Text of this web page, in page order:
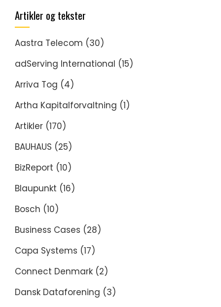
Artikler og tekster
Aastra Telecom (30)
adServing International (15)
Arriva Tog (4)
Artha Kapitalforvaltning (1)
Artikler (170)
BAUHAUS (25)
BizReport (10)
Blaupunkt (16)
Bosch (10)
Business Cases (28)
Capa Systems (17)
Connect Denmark (2)
Dansk Dataforening (3)